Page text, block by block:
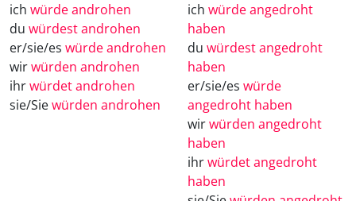
ich würde androhen
du würdest androhen
er/sie/es würde androhen
wirwürden androhen
ihrwürdet androhen
sie/Siewürden androhen
ich würde angedroht
haben
du würdest angedroht
haben
er/sie/es würde
angedroht haben
wirwürden angedroht
haben
ihrwürdet angedroht
haben